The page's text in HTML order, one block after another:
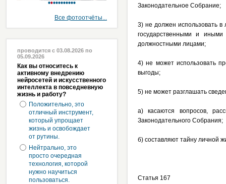
Все фотоотчёты...
проводится с 03.08.2026 по
05.09.2026
Как вы относитесь к
активному внедрению
нейросетей и искусственного
интеллекта в повседневную
жизнь и работу?
Положительно, это
отличный инструмент,
который упрощает
жизнь и освобождает
от рутины.
Нейтрально, это
просто очередная
технология, которой
нужно научиться
пользоваться.
Законодательное Собрание;
3) не должен использовать в
государственными и
должностными лицами;
4) не может использовать
выгоды;
5) не может разглашать
а) касаются вопросов,
Законодательного Собрания;
б) составляют тайну личной
Статья 167